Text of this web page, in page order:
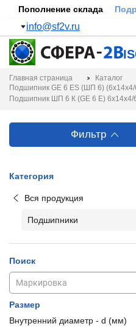
Пополнение склада
info@sf2v.ru
Главная страница Каталог
Подшипник GE 6 ES (ШП 6) (6х14х4/
Подшипник ШП 6 К (GE 6 E) 6х14х4/
Фильтр
Категория
Вся продукция
Подшипники
Поиск
Размер
Внутренний диаметр - d (мм)